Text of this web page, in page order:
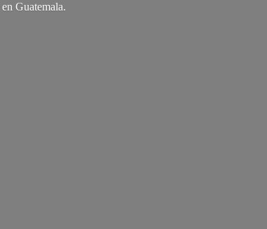
en Guatemala.